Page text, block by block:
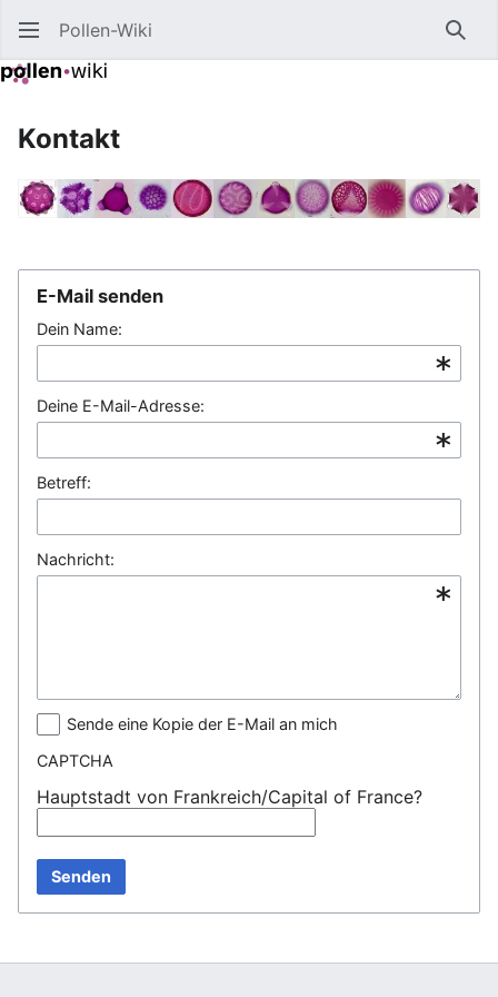
Pollen-Wiki
Kontakt
E-Mail senden
Dein Name:
Deine E-Mail-Adresse:
Betreff:
Nachricht:
Sende eine Kopie der E-Mail an mich
CAPTCHA
Hauptstadt von Frankreich/Capital of France?
Senden